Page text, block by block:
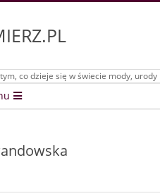
co dzieje się w świecie mody, urody